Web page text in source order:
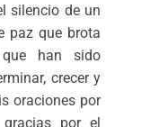
silencio de un
paz que brota
han sido
crecer y
oraciones por
por el